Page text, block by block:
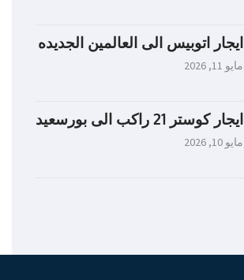
ايجار اتوبيس الى العالمين الجديده
مايو 11, 2026
ايجار كوستر 21 راكب الى بورسعيد
مايو 10, 2026